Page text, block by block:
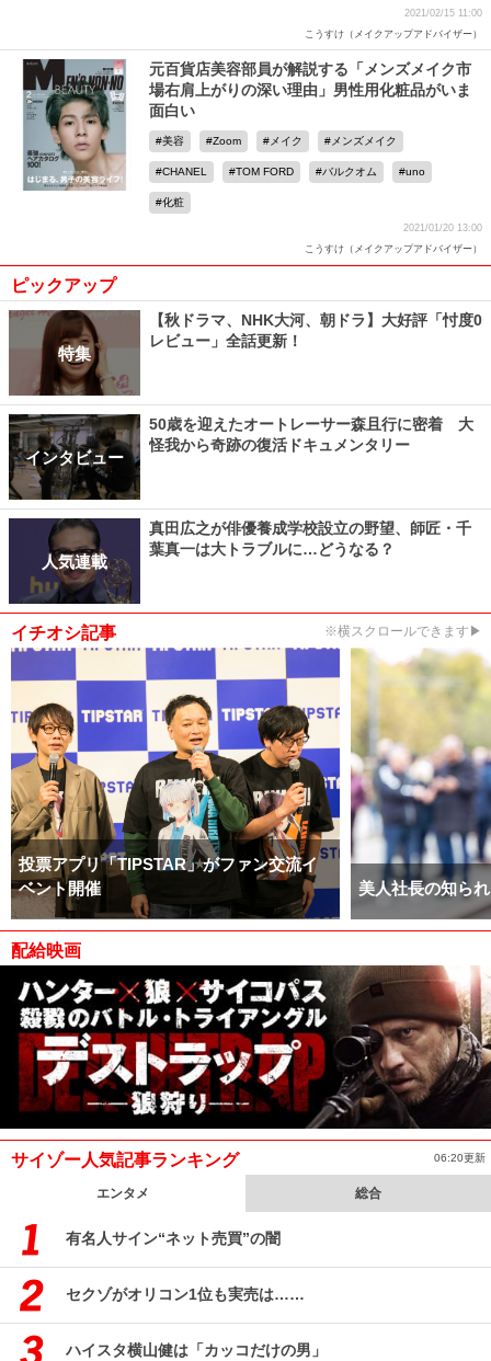
2021/02/15 11:00
こうすけ（メイクアップアドバイザー）
元百貨店美容部員が解説する「メンズメイク市
場右肩上がりの深い理由」男性用化粧品がいま
面白い
美容 Zoom メイク メンズメイク
CHANEL TOM FORD バルクオム uno
化粧
2021/01/20 13:00
こうすけ（メイクアップアドバイザー）
ピックアップ
特集
【秋ドラマ、NHK大河、朝ドラ】大好評「忖度0
レビュー」全話更新！
インタビュー
50歳を迎えたオートレーサー森且行に密着 大
怪我から奇跡の復活ドキュメンタリー
人気連載
真田広之が俳優養成学校設立の野望、師匠・千
葉真一は大トラブルに…どうなる？
イチオシ記事 ※横スクロールできます▶
投票アプリ「TIPSTAR」がファン交流イ
ベント開催
美人社長の知ら
配給映画
サイゾー人気記事ランキング 06:20更新
エンタメ 総合
有名人サイン“ネット売買”の闇
セクゾがオリコン1位も実売は……
ハイスタ横山健は「カッコだけの男」